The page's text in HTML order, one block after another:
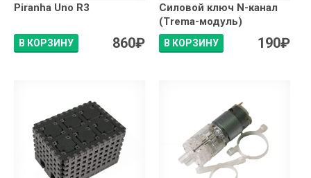
Piranha Uno R3
В КОРЗИНУ 860₽
Силовой ключ N-канал
(Trema-модуль)
В КОРЗИНУ 190₽